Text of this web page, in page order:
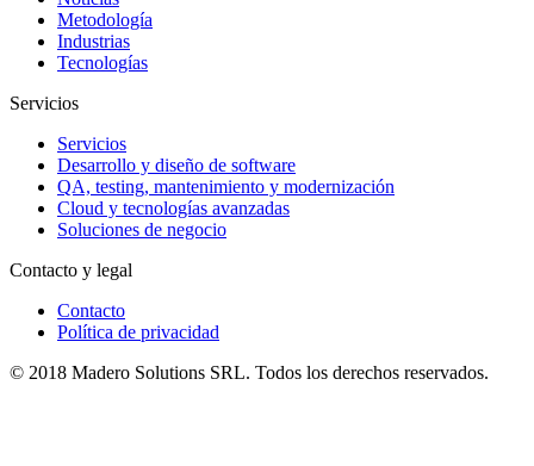
Metodología
Industrias
Tecnologías
Servicios
Servicios
Desarrollo y diseño de software
QA, testing, mantenimiento y modernización
Cloud y tecnologías avanzadas
Soluciones de negocio
Contacto y legal
Contacto
Política de privacidad
© 2018 Madero Solutions SRL. Todos los derechos reservados.